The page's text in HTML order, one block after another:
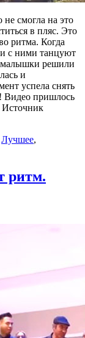
смогла на это
в пляс. Это
ритма. Когда
с ними танцуют
малышки решили
и
успела снять
Видео пришлось
Источник
Лучшее,
ритм.